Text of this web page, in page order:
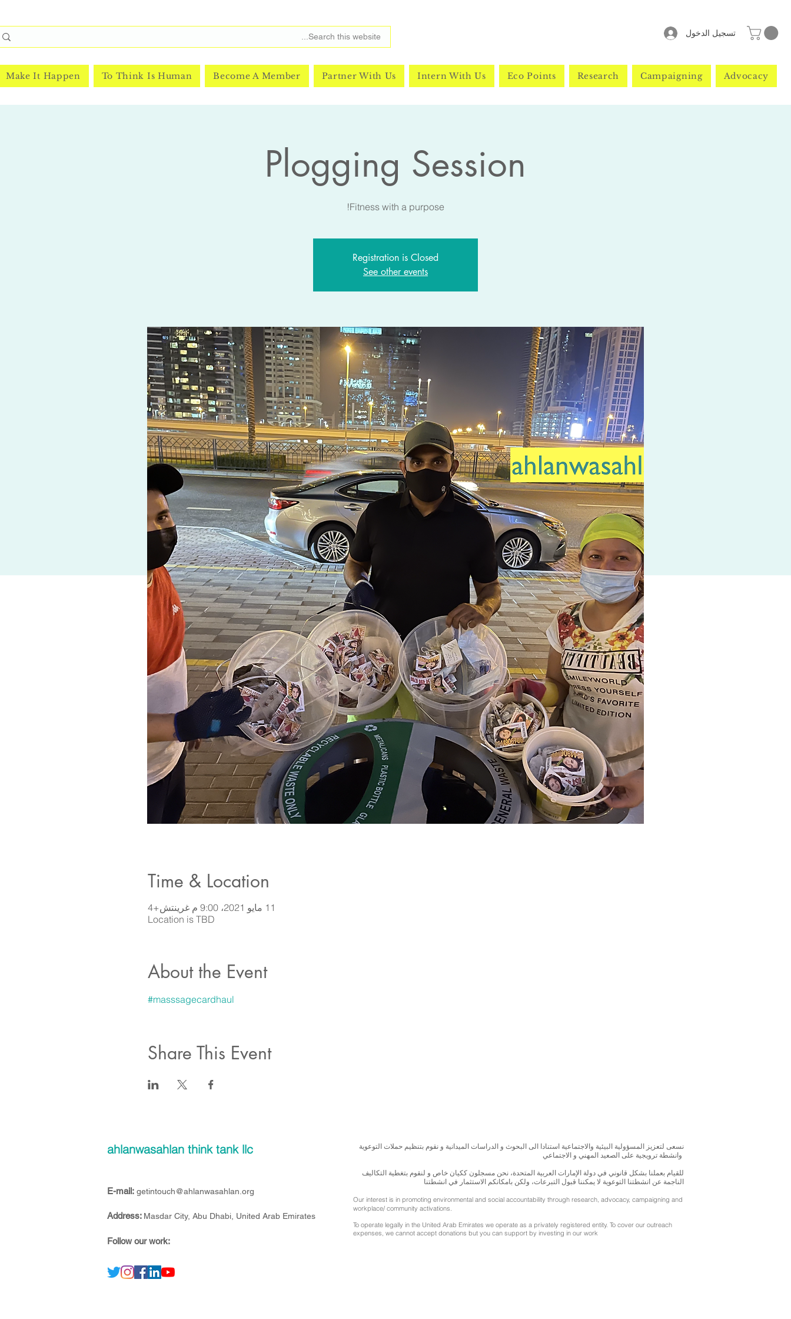
تسجيل الدخول
Make It Happen To Think Is Human Become A Member Partner With Us Intern With Us Eco Points Research Campaigning Advocacy
Plogging Session
Fitness with a purpose!
Registration is Closed
See other events
Time & Location
11 مايو 2021، 9:00 م غرينتش+4
Location is TBD
About the Event
#masssagecardhaul
Share This Event
ahlanwasahlan think tank llc
E-mail: getintouch@ahlanwasahlan.org
Address: Masdar City, Abu Dhabi, United Arab Emirates
Follow our work:
نسعى لتعزيز المسؤولية البيئية والاجتماعية استنادا الى البحوث و الدراسات الميدانية و نقوم بتنظيم حملات التوعوية
للقيام بعملنا بشكل قانوني في دولة الإمارات العربية المتحدة، نحن مسجلون ككيان خاص و لنقوم بتغطية التكاليف
الناجمة عن انشطتنا التوعوية لا يمكننا قبول التبرعات، ولكن بامكانكم الاستثمار في انشطتنا
Our interest is in promoting environmental and social accountability through research, advocacy, campaigning and
workplace/ community activations.
To operate legally in the United Arab Emirates we operate as a privately registered entity. To cover our outreach
expenses, we cannot accept donations but you can support by investing in our work